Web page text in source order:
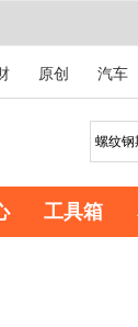
原创 汽车
工具箱